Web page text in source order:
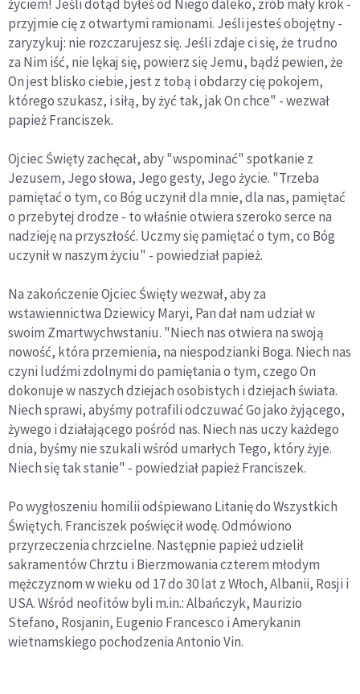
życiem! Jeśli dotąd byłeś od Niego daleko, zrób mały krok -
przyjmie cię z otwartymi ramionami. Jeśli jesteś obojętny -
zaryzykuj: nie rozczarujesz się. Jeśli zdaje ci się, że trudno
za Nim iść, nie lękaj się, powierz się Jemu, bądź pewien, że
On jest blisko ciebie, jest z tobą i obdarzy cię pokojem,
którego szukasz, i siłą, by żyć tak, jak On chce" - wezwał
papież Franciszek.
Ojciec Święty zachęcał, aby "wspominać" spotkanie z
Jezusem, Jego słowa, Jego gesty, Jego życie. "Trzeba
pamiętać o tym, co Bóg uczynił dla mnie, dla nas, pamiętać
o przebytej drodze - to właśnie otwiera szeroko serce na
nadzieję na przyszłość. Uczmy się pamiętać o tym, co Bóg
uczynił w naszym życiu" - powiedział papież.
Na zakończenie Ojciec Święty wezwał, aby za
wstawiennictwa Dziewicy Maryi, Pan dał nam udział w
swoim Zmartwychwstaniu. "Niech nas otwiera na swoją
nowość, która przemienia, na niespodzianki Boga. Niech nas
czyni ludźmi zdolnymi do pamiętania o tym, czego On
dokonuje w naszych dziejach osobistych i dziejach świata.
Niech sprawi, abyśmy potrafili odczuwać Go jako żyjącego,
żywego i działającego pośród nas. Niech nas uczy każdego
dnia, byśmy nie szukali wśród umarłych Tego, który żyje.
Niech się tak stanie" - powiedział papież Franciszek.
Po wygłoszeniu homilii odśpiewano Litanię do Wszystkich
Świętych. Franciszek poświęcił wodę. Odmówiono
przyrzeczenia chrzcielne. Następnie papież udzielił
sakramentów Chrztu i Bierzmowania czterem młodym
mężczyznom w wieku od 17 do 30 lat z Włoch, Albanii, Rosji i
USA. Wśród neofitów byli m.in.: Albańczyk, Maurizio
Stefano, Rosjanin, Eugenio Francesco i Amerykanin
wietnamskiego pochodzenia Antonio Vin.